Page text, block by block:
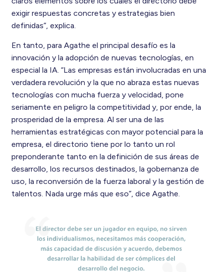
exigir respuestas concretas y estrategias bien
definidas”, explica.
En tanto, para Agathe el principal desafío es la
innovación y la adopción de nuevas tecnologías, en
especial la IA. “Las empresas están involucradas en una
verdadera revolución y la que no abraza estas nuevas
tecnologías con mucha fuerza y velocidad, pone
seriamente en peligro la competitividad y, por ende, la
prosperidad de la empresa. Al ser una de las
herramientas estratégicas con mayor potencial para la
empresa, el directorio tiene por lo tanto un rol
preponderante tanto en la definición de sus áreas de
desarrollo, los recursos destinados, la gobernanza de
uso, la reconversión de la fuerza laboral y la gestión de
talentos. Nada urge más que eso”, dice Agathe.